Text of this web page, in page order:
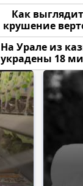
Как
крушение
Кавказе:
На Урале из
украдены 18
рублей